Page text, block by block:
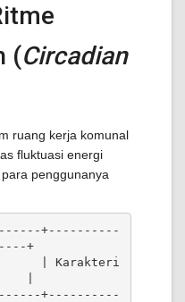
(Circadian
ruang kerja komunal
fluktuasi energi
penggunanya
+----------
+
| Karakteri
|
+----------